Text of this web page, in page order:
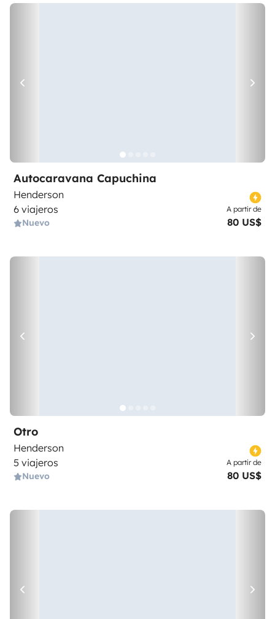
Autocaravana Capuchina
Henderson
6 viajeros
Nuevo
A partir de
80 US$
Otro
Henderson
5 viajeros
Nuevo
A partir de
80 US$